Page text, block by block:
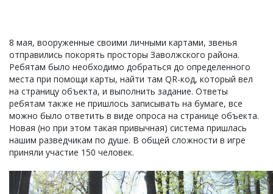
8 мая, вооруженные своими личными картами, звенья
отправились покорять просторы Заволжского района.
Ребятам было необходимо добраться до определенного
места при помощи карты, найти там QR-код, который вел
на страницу объекта, и выполнить задание. Ответы
ребятам также не пришлось записывать на бумаге, все
можно было ответить в виде опроса на странице объекта.
Новая (но при этом такая привычная) система пришлась
нашим разведчикам по душе. В общей сложности в игре
приняли участие 150 человек.